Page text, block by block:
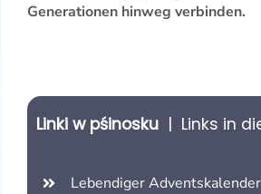
Generationen hinweg verbinden.
Linki w pśinosku | Links in
Lebendiger